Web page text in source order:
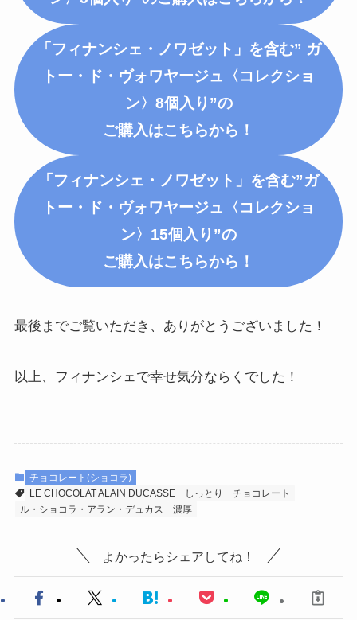
「フィナンシェ・ノワゼット」を含む” ガ
トー・ド・ヴォワヤージュ〈コレクショ
ン〉8個入り”の
ご購入はこちらから！
「フィナンシェ・ノワゼット」を含む”ガ
トー・ド・ヴォワヤージュ〈コレクショ
ン〉15個入り”の
ご購入はこちらから！
最後までご覧いただき、ありがとうございました！
以上、フィナンシェで幸せ気分ならくでした！
チョコレート(ショコラ)
LE CHOCOLAT ALAIN DUCASSE
しっとり
チョコレート
ル・ショコラ・アラン・デュカス
濃厚
よかったらシェアしてね！